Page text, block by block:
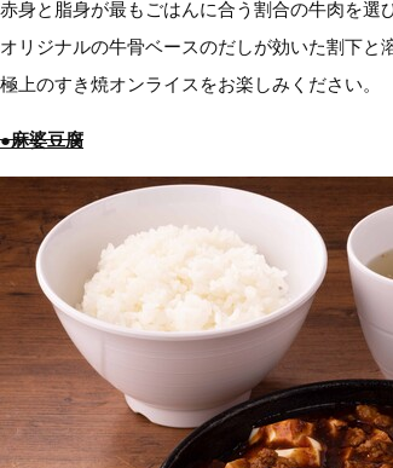
赤身と脂身が最もごはんに合う割合の牛肉を選
オリジナルの牛骨ベースのだしが効いた割下と
極上のすき焼オンライスをお楽しみください。
●麻婆豆腐